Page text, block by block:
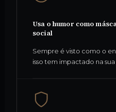
Usa o humor como
social
Sempre é visto como o
isso tem impactado na